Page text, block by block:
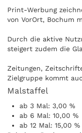
Print-Werbung
von VorOrt, Bochum
Durch die aktive
steigert zudem die
Zeitungen,
Zielgruppe kommt
Internet praktisch
Malstaffel
ab 3 Mal: 3,00 %
ab 6 Mal: 10,00 %
ab 12 Mal: 15,00 %